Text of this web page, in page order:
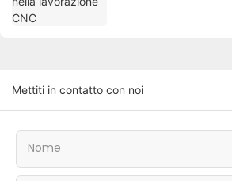
Mettiti in contatto con noi
Nome